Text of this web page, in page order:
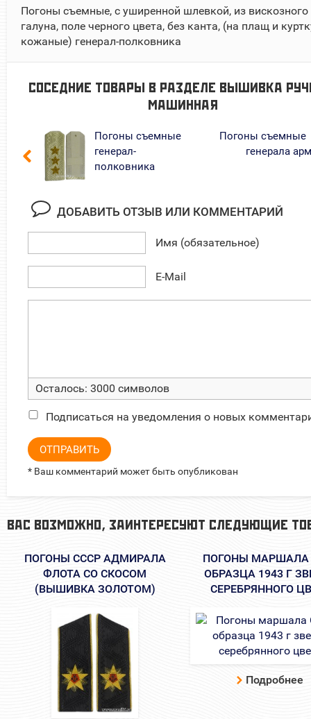
Погоны съемные, с уширенной шлевкой, из вискозного
галуна, поле черного цвета, без канта, (на плащ и
кожаные) генерал-полковника
СОСЕДНИЕ ТОВАРЫ В РАЗДЕЛЕ ВЫШИВКА
МАШИННАЯ
Погоны съемные
генерал-
полковника
Погоны съемные
генерала
ДОБАВИТЬ ОТЗЫВ ИЛИ КОММЕНТАРИЙ
Имя (обязательное)
E-Mail
Осталось: 3000 символов
Подписаться на уведомления о новых
ОТПРАВИТЬ
* Ваш комментарий может быть опубликован
ВАС ВОЗМОЖНО, ЗАИНТЕРЕСУЮТ СЛЕДУЮЩИЕ
ПОГОНЫ СССР АДМИРАЛА
ФЛОТА СО СКОСОМ
(ВЫШИВКА ЗОЛОТОМ)
ПОГОНЫ МАРШАЛА
ОБРАЗЦА 1943 Г
СЕРЕБРЯННОГО
Подробнее